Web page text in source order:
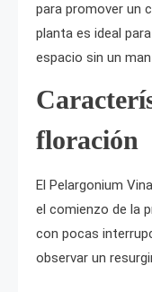
para promover un
planta es ideal
espacio sin un
floración
El Pelargonium
el comienzo de la
con pocas
observar un